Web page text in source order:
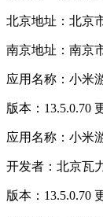
北京地址：北京
南京地址：南京
应用名称：小米
版本：13.5.0.70
应用名称：小米
开发者：北京瓦
版本：13.5.0.70